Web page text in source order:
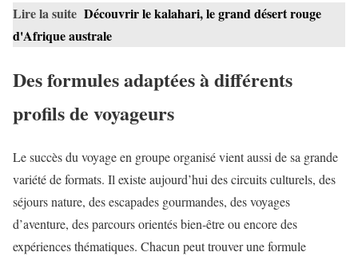
Lire la suite Découvrir le kalahari, le grand désert rouge
d'Afrique australe
Des formules adaptées à différents
profils de voyageurs
Le succès du voyage en groupe organisé vient aussi de sa grande
variété de formats. Il existe aujourd’hui des circuits culturels, des
séjours nature, des escapades gourmandes, des voyages
d’aventure, des parcours orientés bien-être ou encore des
expériences thématiques. Chacun peut trouver une formule